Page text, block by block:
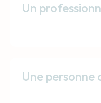
Un
Une personne